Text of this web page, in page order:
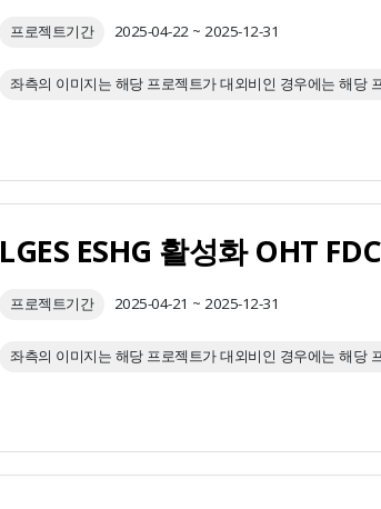
프로젝트기간 2025-04-22 ~ 2025-12-31
좌측의 이미지는 해당 프로젝트가 대외비인 경우에는 해당
LGES ESHG 활성화 OHT
프로젝트기간 2025-04-21 ~ 2025-12-31
좌측의 이미지는 해당 프로젝트가 대외비인 경우에는 해당